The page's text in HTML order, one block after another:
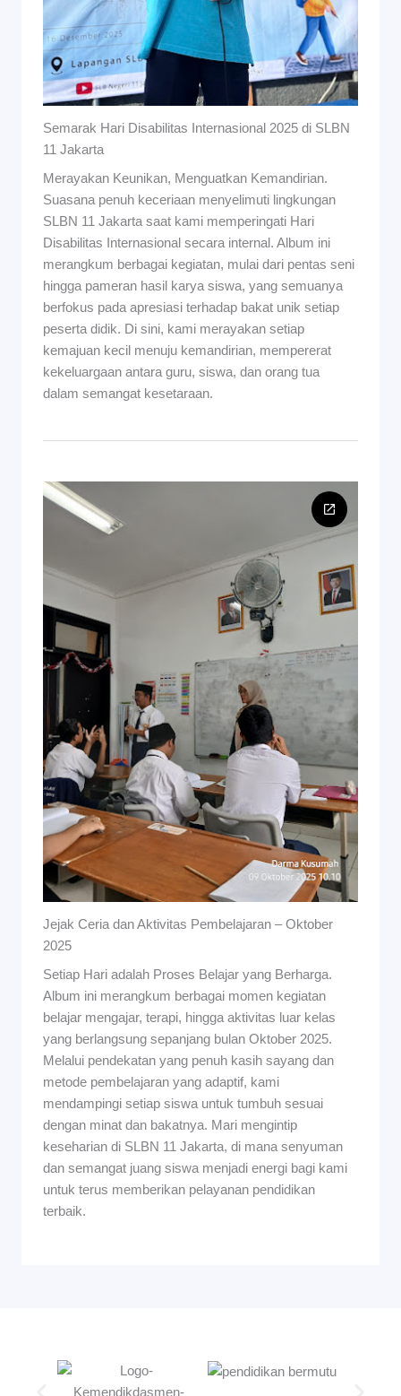
Semarak Hari Disabilitas Internasional 2025 di SLBN
11 Jakarta
Merayakan Keunikan, Menguatkan Kemandirian.
Suasana penuh keceriaan menyelimuti lingkungan
SLBN 11 Jakarta saat kami memperingati Hari
Disabilitas Internasional secara internal. Album ini
merangkum berbagai kegiatan, mulai dari pentas seni
hingga pameran hasil karya siswa, yang semuanya
berfokus pada apresiasi terhadap bakat unik setiap
peserta didik. Di sini, kami merayakan setiap
kemajuan kecil menuju kemandirian, mempererat
kekeluargaan antara guru, siswa, dan orang tua
dalam semangat kesetaraan.
Jejak Ceria dan Aktivitas Pembelajaran – Oktober
2025
Setiap Hari adalah Proses Belajar yang Berharga.
Album ini merangkum berbagai momen kegiatan
belajar mengajar, terapi, hingga aktivitas luar kelas
yang berlangsung sepanjang bulan Oktober 2025.
Melalui pendekatan yang penuh kasih sayang dan
metode pembelajaran yang adaptif, kami
mendampingi setiap siswa untuk tumbuh sesuai
dengan minat dan bakatnya. Mari mengintip
keseharian di SLBN 11 Jakarta, di mana senyuman
dan semangat juang siswa menjadi energi bagi kami
untuk terus memberikan pelayanan pendidikan
terbaik.